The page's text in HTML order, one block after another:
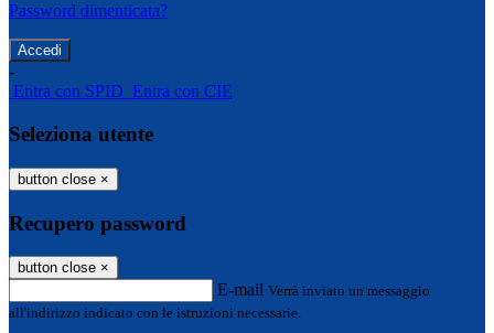
Password dimenticata?
-
Entra con SPID Entra con CIE
Seleziona utente
button close ×
Recupero password
button close ×
E-mail Verrà inviato un messaggio
all'indirizzo indicato con le istruzioni necessarie.